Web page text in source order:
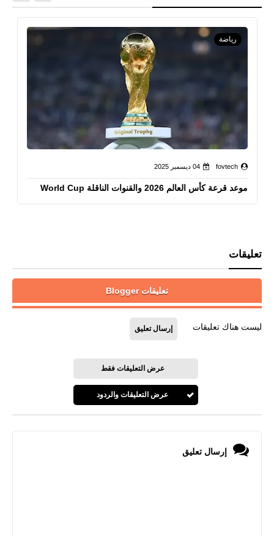
رياضة
fovtech 04 ديسمبر 2025
موعد قرعة كأس العالم 2026 والقنوات الناقلة World Cup
تعليقات
تعليقات Blogger
ليست هناك تعليقات إرسال تعليق
عرض التعليقات فقط
عرض التعليقات والردود
إرسال تعليق